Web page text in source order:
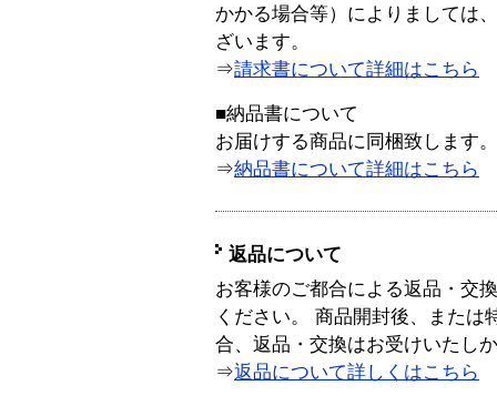
かかる場合等）によりましては
ざいます。
⇒請求書について詳細はこちら
■納品書について
お届けする商品に同梱致します。
⇒納品書について詳細はこちら
返品について
お客様のご都合による返品・交
ください。 商品開封後、または
合、返品・交換はお受けいたし
⇒返品について詳しくはこちら